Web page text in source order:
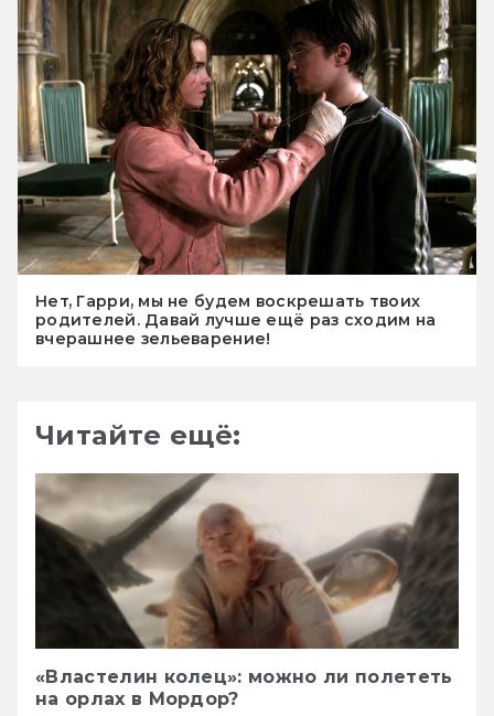
Нет, Гарри, мы не будем воскрешать твоих
родителей. Давай лучше ещё раз сходим на
вчерашнее зельеварение!
Читайте ещё:
«Властелин колец»: можно ли полететь
на орлах в Мордор?